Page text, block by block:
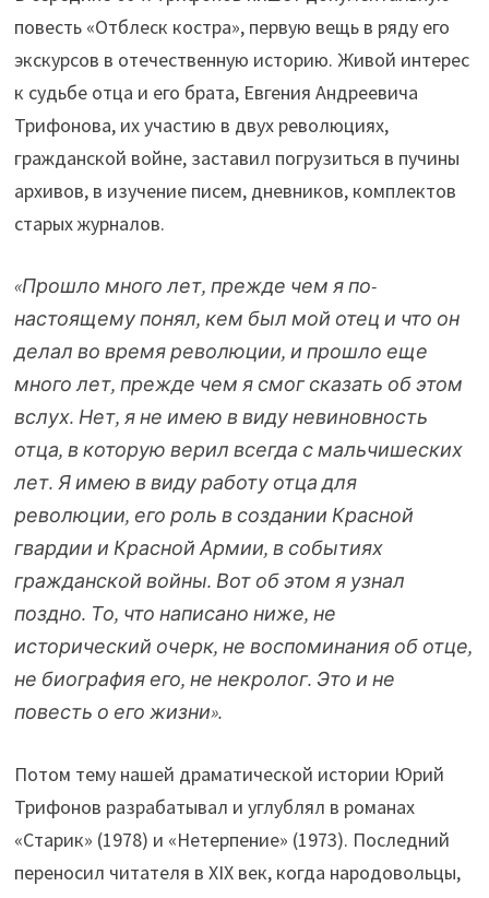
повесть «Отблеск костра», первую вещь в ряду его
экскурсов в отечественную историю. Живой интерес
к судьбе отца и его брата, Евгения Андреевича
Трифонова, их участию в двух революциях,
гражданской войне, заставил погрузиться в пучины
архивов, в изучение писем, дневников, комплектов
старых журналов.
«Прошло много лет, прежде чем я по-
настоящему понял, кем был мой отец и что он
делал во время революции, и прошло еще
много лет, прежде чем я смог сказать об этом
вслух. Нет, я не имею в виду невиновность
отца, в которую верил всегда с мальчишеских
лет. Я имею в виду работу отца для
революции, его роль в создании Красной
гвардии и Красной Армии, в событиях
гражданской войны. Вот об этом я узнал
поздно. То, что написано ниже, не
исторический очерк, не воспоминания об отце,
не биография его, не некролог. Это и не
повесть о его жизни».
Потом тему нашей драматической истории Юрий
Трифонов разрабатывал и углублял в романах
«Старик» (1978) и «Нетерпение» (1973). Последний
переносил читателя в ХIХ век, когда народовольцы,